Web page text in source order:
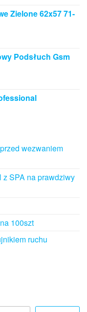
Zielone 62x57 71-
Podsłuch Gsm
wezwaniem
SPA na prawdziwy
100szt
ruchu